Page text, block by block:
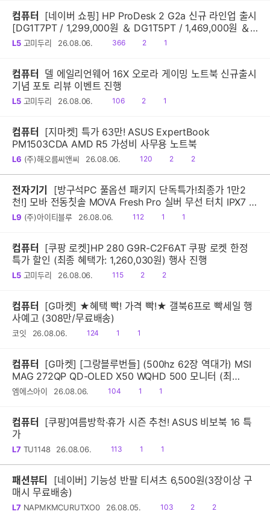
컴퓨터
[네이버 쇼핑] HP ProDesk 2 G2a 신규 라인업 출시
[DG1T7PT / 1,299,000원 ＆ DG1T5PT / 1,469,000원 ＆
DG1Q4PT / 1,599,000원]
L5 고미두리 26.08.06.
읽
366
공
2
댓1
컴퓨터
델 에일리언웨어 16X 오로라 게이밍 노트북 신규출시
기념 포토 리뷰 이벤트 진행
L5 고미두리 26.08.06.
읽
106
공
2
댓1
컴퓨터
[지마켓] 특가 63만! ASUS ExpertBook
PM1503CDA AMD R5 가성비 사무용 노트북
L6 (주)해오름씨앤씨 26.08.06.
읽
120
공
2
댓
2
전자기기
[방구석PC 풀옵션 패키지 단독특가!최종가 1만2
천!] 모바 전동칫솔 MOVA Fresh Pro 실버 무선 터치 IPX7 방
수 10단계 진동 음파 전동칫솔
L9 (주)아이티블루 26.08.06.
읽
112
공1
댓1
컴퓨터
[쿠팡 로켓]HP 280 G9R-C2F6AT 쿠팡 로켓 한정
특가 할인 (최종 혜택가: 1,260,030원) 행사 진행
L5 고미두리 26.08.06.
읽
115
공
2
댓
2
컴퓨터
[G마켓] ★혜택 빡! 가격 빡!★ 갤북6프로 빡세일 행
사예고 (308만/무료배송)
코잇 26.08.06.
읽
124
공1
댓1
컴퓨터
[G마켓] [그랑블루번들] (500hz 62장 역대가) MSI
MAG 272QP QD-OLED X50 WQHD 500 모니터 (최
종:620,160원)
엠에스아이 26.08.06.
읽
104
공1
댓1
컴퓨터
[쿠팡]여름방학·휴가 시즌 추천! ASUS 비보북 16 특
가
L7 TU1148 26.08.06.
읽
113
공1
댓1
패션뷰티
[네이버] 기능성 반팔 티셔츠 6,500원(3장이상 구
매시 무료배송)
L7 NAPMKMCURUTXO0 26.08.05.
읽
103
공
2
댓
2